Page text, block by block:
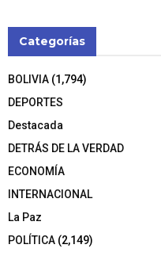
Categorías
BOLIVIA (1,794)
DEPORTES
Destacada
DETRÁS DE LA VERDAD
ECONOMÍA
INTERNACIONAL
La Paz
POLÍTICA (2,149)